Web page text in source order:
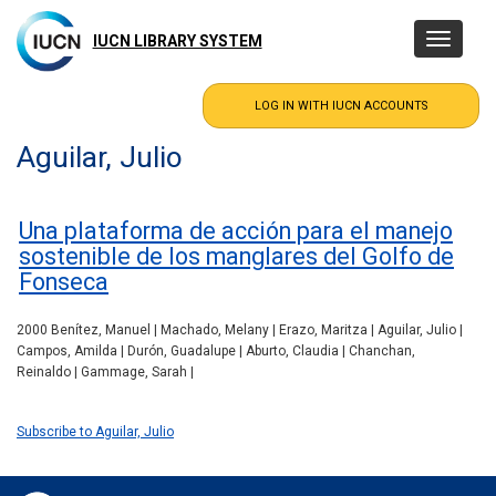
main
content
IUCN LIBRARY SYSTEM
Toggle
Aguilar, Julio
Una plataforma de acción para el manejo
sostenible de los manglares del Golfo de
Fonseca
2000 Benítez, Manuel | Machado, Melany | Erazo, Maritza | Aguilar, Julio |
Campos, Amilda | Durón, Guadalupe | Aburto, Claudia | Chanchan,
Reinaldo | Gammage, Sarah |
Subscribe to Aguilar, Julio